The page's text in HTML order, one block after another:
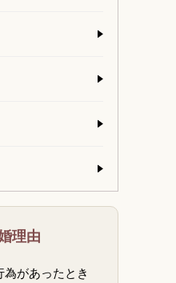
理由
があったとき